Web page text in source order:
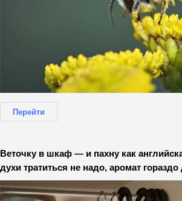
Перейти
Веточку в шкаф — и пахну как
духи тратиться не надо, аромат